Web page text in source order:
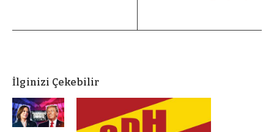
İlginizi Çekebilir